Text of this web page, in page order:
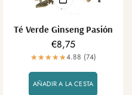
Té Verde Ginseng Pasión
Precio
regular
€8,75
4.88 (74)
AÑADIR A LA CESTA